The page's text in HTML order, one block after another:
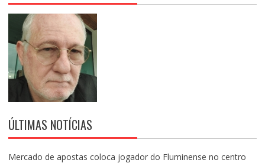
ÚLTIMAS NOTÍCIAS
Mercado de apostas coloca jogador do Fluminense no centro